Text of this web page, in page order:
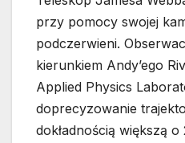
przy pomocy swojej
podczerwieni.
kierunkiem Andy’ego
Applied Physics
doprecyzowanie
dokładnością większą